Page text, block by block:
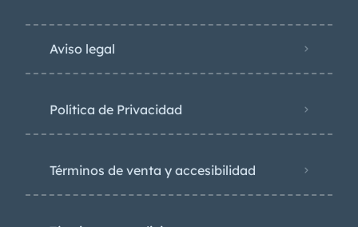
Aviso legal
Política de Privacidad
Términos de venta y accesibilidad